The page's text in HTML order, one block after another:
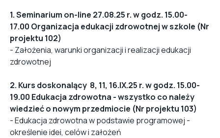
1. Seminarium on-line 27.08.25 r. w godz. 15.00-
17.00 Organizacja edukacji zdrowotnej w szkole (Nr
projektu 102)
- Założenia, warunki organizacji i realizacji edukacji
zdrowotnej
2. Kurs doskonalący 8, 11, 16.IX.25 r. w godz. 15.00-
19.00 Edukacja zdrowotna - wszystko co należy
wiedzieć o nowym przedmiocie (Nr projektu 103)
- Edukacja zdrowotna w podstawie programowej -
określenie idei, celów i założeń